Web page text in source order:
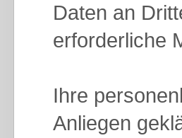
Daten an
erforderliche
Ihre
Anliegen